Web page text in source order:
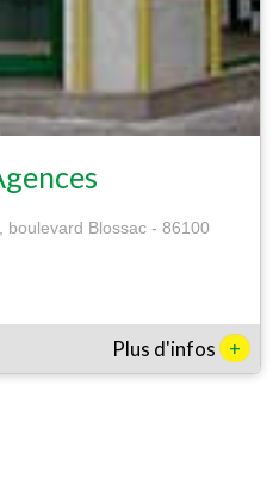
boulevard Blossac - 86100
Plus d'infos +